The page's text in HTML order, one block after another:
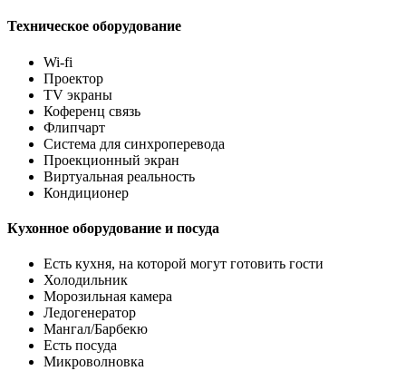
Техническое оборудование
Wi-fi
Проектор
TV экраны
Коференц связь
Флипчарт
Система для синхроперевода
Проекционный экран
Виртуальная реальность
Кондиционер
Кухонное оборудование и посуда
Есть кухня, на которой могут готовить гости
Холодильник
Морозильная камера
Ледогенератор
Мангал/Барбекю
Есть посуда
Микроволновка